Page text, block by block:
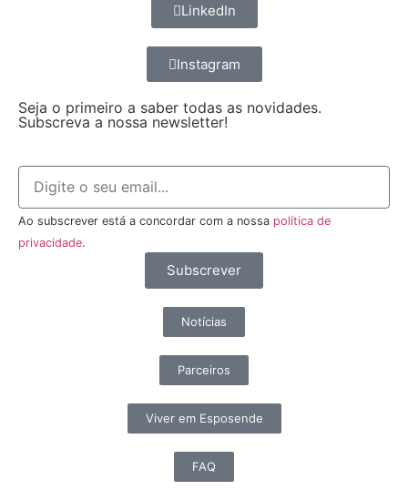
LinkedIn
Instagram
Seja o primeiro a saber todas as novidades.
Subscreva a nossa newsletter!
Ao subscrever está a concordar com a nossa política de
privacidade.
Subscrever
Notícias
Parceiros
Viver em Esposende
FAQ